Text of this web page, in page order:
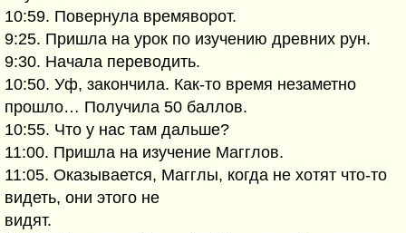
10:59. Повернула времяворот.
9:25. Пришла на урок по изучению древних рун.
9:30. Начала переводить.
10:50. Уф, закончила. Как-то время незаметно
прошло… Получила 50 баллов.
10:55. Что у нас там дальше?
11:00. Пришла на изучение Магглов.
11:05. Оказывается, Магглы, когда не хотят что-то
видеть, они этого не
видят.